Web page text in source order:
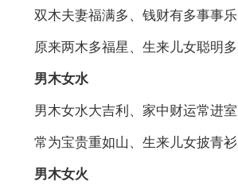
双木夫妻福满多、钱财有多事事乐
原来两木多福星、生来儿女聪明多
男木女水
男木女水大吉利、家中财运常进室
常为宝贵重如山、生来儿女披青衫
男木女火